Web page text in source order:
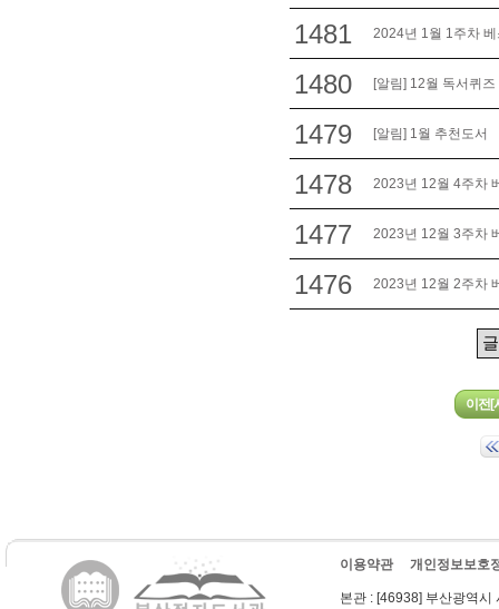
1481 2024년 1월 1주차
1480 [알림] 12월 독서퀴
1479 [알림] 1월 추천도서
1478 2023년 12월 4주차
1477 2023년 12월 3주차
1476 2023년 12월 2주차
이용약관 개인정보보호
본관 : [46938] 부산광역